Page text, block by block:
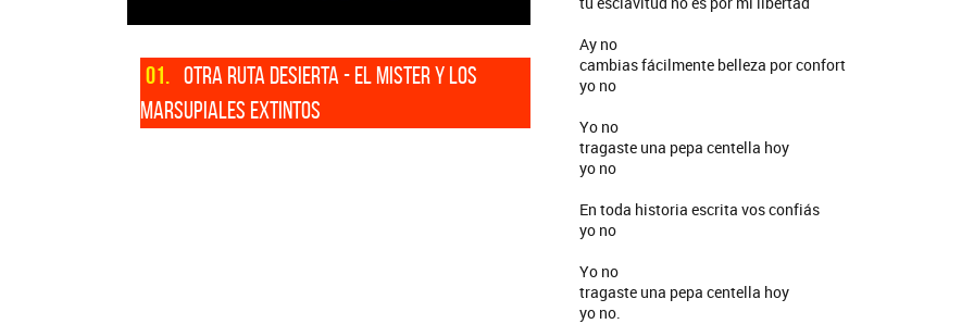
01. OTRA RUTA DESIERTA - EL MISTER Y LOS
MARSUPIALES EXTINTOS
Ay no
cambias fácilmente belleza por confort
yo no
Yo no
tragaste una pepa centella hoy
yo no
En toda historia escrita vos confiás
yo no
Yo no
tragaste una pepa centella hoy
yo no.